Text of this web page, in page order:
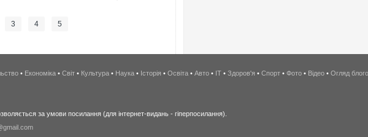
3 4 5
• Економіка • Світ • Культура • Наука • Історія • Освіта • Авто • IT • Здоров'я • Спорт • Фото • Відео • Огляд
за умови посилання (для інтернет-видань - гіперпосилання).